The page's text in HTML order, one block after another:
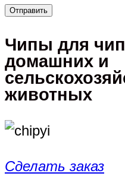
Чипы для
домашних и
животных
Сделать заказ